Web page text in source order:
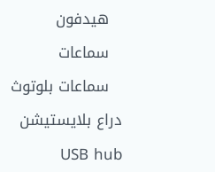
هيدفون
سماعات
سماعات بلوتوث
دراع بلايستيشن
USB hub